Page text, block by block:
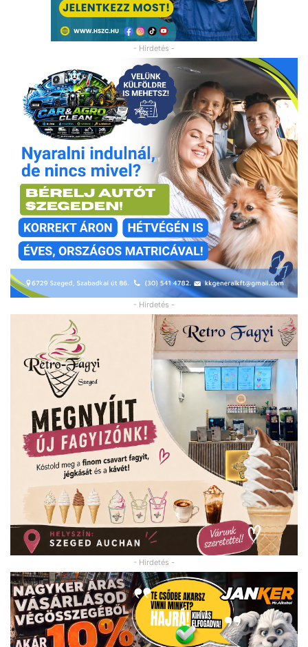
- Hirdetés -
- Hirdetés -
- Hirdetés -